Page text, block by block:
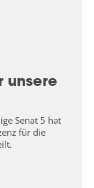
unsere
Senat 5 hat
für die